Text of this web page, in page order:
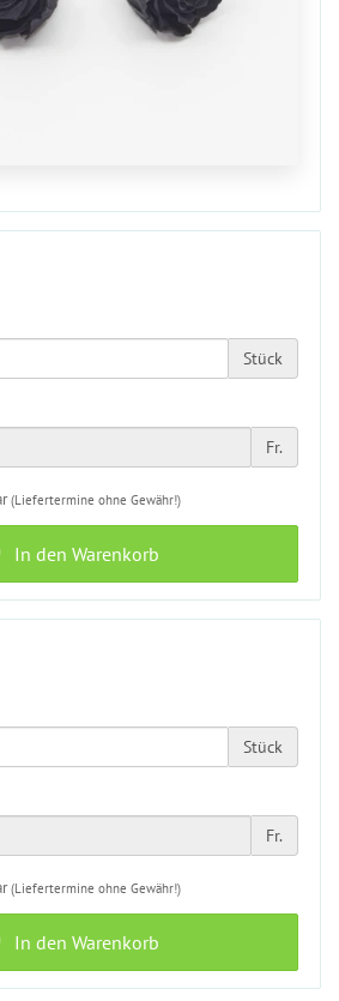
Stück
Fr.
(Liefertermine ohne Gewähr!)
In den Warenkorb
Stück
Fr.
(Liefertermine ohne Gewähr!)
In den Warenkorb